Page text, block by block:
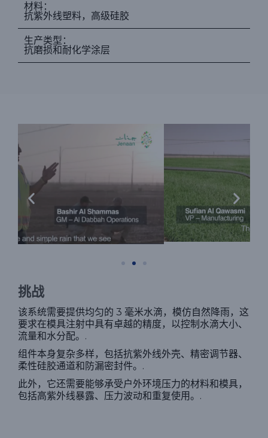
材料：
抗紫外线塑料，高级硅胶
生产类型：
抗磨损和耐化学涂层
挑战
该系统需要提供均匀的 3 毫米水滴，模仿自然降雨，这
要求在模具注射中具有卓越的精度，以控制水滴大小、
流量和水分配。.
组件本身复杂多样，包括抗紫外线外壳、精密调节器、
柔性硅胶通道和防漏密封件。.
此外，它还需要能够承受户外环境压力的材料和模具，
包括高紫外线暴露、压力波动和重复使用。.